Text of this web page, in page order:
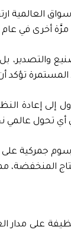
أرباح الشركات المصنعة.
والتصدير،
تؤكد
إلى
أي تحول
على
على مدار